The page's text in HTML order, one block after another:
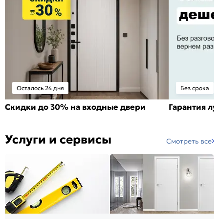
Осталось 24 дня
Скидки до 30% на входные двери
Без срока
Гарантия
Услуги и сервисы Смотреть все